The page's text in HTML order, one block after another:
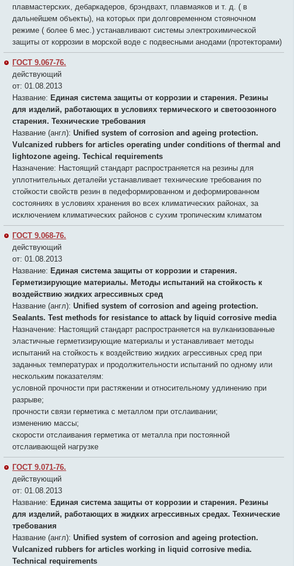
плавмастерских, дебаркадеров, брэндвахт, плавмаяков и т. д. ( в
дальнейшем объекты), на которых при долговременном стояночном
режиме ( более 6 мес.) устанавливают системы электрохимической
защиты от коррозии в морской воде с подвесными анодами (протекторами)
ГОСТ 9.067-76.
действующий
от: 01.08.2013
Название: Единая система защиты от коррозии и старения. Резины
для изделий, работающих в условиях термического и светоозонного
старения. Технические требования
Название (англ): Unified system of corrosion and ageing protection.
Vulcanized rubbers for articles operating under conditions of thermal and
lightozone ageing. Techical requirements
Назначение: Настоящий стандарт распространяется на резины для
уплотнительных деталейи устанавливает технические требования по
стойкости свойств резин в педеформированном и деформированном
состояниях в условиях хранения во всех климатических районах, за
исключением климатических районов с сухим тропическим климатом
ГОСТ 9.068-76.
действующий
от: 01.08.2013
Название: Единая система защиты от коррозии и старения.
Герметизирующие материалы. Методы испытаний на стойкость к
воздействию жидких агрессивных сред
Название (англ): Unified system of corrosion and ageing protection.
Sealants. Test methods for resistance to attack by liquid corrosive media
Назначение: Настоящий стандарт распространяется на вулканизованные
эластичные герметизирующие материалы и устанавливает методы
испытаний на стойкость к воздействию жидких агрессивных сред при
заданных температурах и продолжительности испытаний по одному или
нескольким показателям:
условной прочности при растяжении и относительному удлинению при
разрыве;
прочности связи герметика с металлом при отслаивании;
изменению массы;
скорости отслаивания герметика от металла при постоянной
отслаивающей нагрузке
ГОСТ 9.071-76.
действующий
от: 01.08.2013
Название: Единая система защиты от коррозии и старения. Резины
для изделий, работающих в жидких агрессивных средах. Технические
требования
Название (англ): Unified system of corrosion and ageing protection.
Vulcanized rubbers for articles working in liquid corrosive media.
Technical requirements